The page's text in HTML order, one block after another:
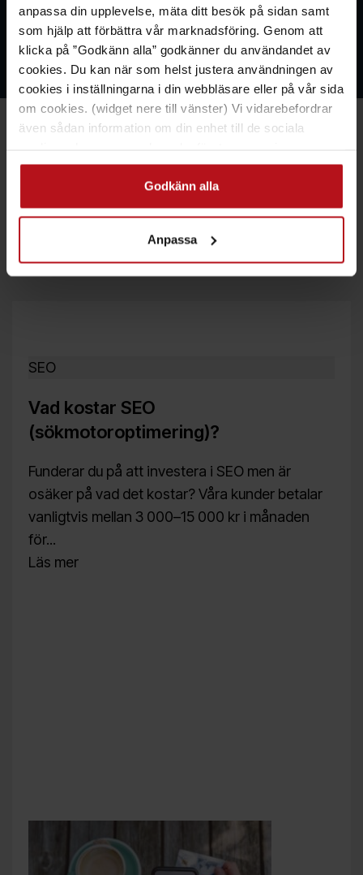
anpassa din upplevelse, mäta ditt besök på sidan samt
som hjälp att förbättra vår marknadsföring. Genom att
klicka på ”Godkänn alla” godkänner du användandet av
cookies. Du kan när som helst justera användningen av
cookies i inställningarna i din webbläsare eller på vår sida
om cookies. (widget nere till vänster) Vi vidarebefordrar
även sådan information om din enhet till de sociala
samarbetar med. Dessa kan i sin tur kombinera
informationen med annan information som du har
tillhandahållit eller som de har samlat in när du har använt
EU, vid samtycke godkänner du även överföring av data
till USA för dessa tjänster.
Godkänn alla
Anpassa
Lär dig mer om digital
marknadsföring
I vår kunskapsbank hittar du allt om det senaste inom
branschen och massvis med användbara tips!
SEO
Vad kostar SEO
(sökmotoroptimering)?
Funderar du på att investera i SEO men är
osäker på vad det kostar? Våra kunder betalar
vanligtvis mellan 3 000–15 000 kr i månaden
för...
Läs mer